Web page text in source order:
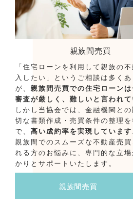
親族間売買
「住宅ローンを利用して親族の
入したい」というご相談は多くあ
が、親族間売買での住宅ローンは
審査が厳しく、難しいと言われて
しかし当協会では、金融機関と
切な書類作成・売買条件の整理を
で、高い成約率を実現しています
親族間でのスムーズな不動産売買
れる方のお悩みに、専門的な立場
かりとサポートいたします。
親族間売買